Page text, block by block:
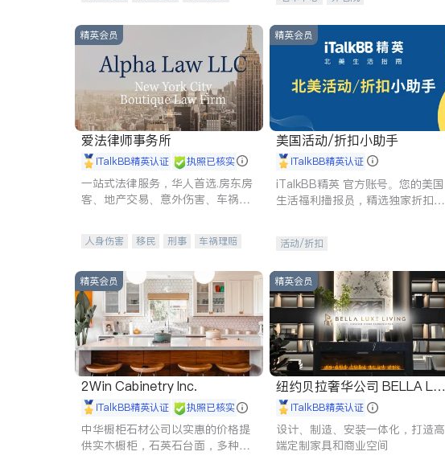
精英会员
爱法律师事务所
iTalkBB精英认证 执照已核实
一站式法律服务，华人首选.房东房
客、地产交易、意外伤害、车祸重
人身伤害 移民 刑事
车祸理赔
商标注册
索赔 律师-其它 保释
精英会员
美国活动/折扣小助手
iTalkBB精英认证
iTalkBB精英 官方账号。您的美国
生活福利播报员，精选独家折扣、
活动/折扣
精英会员
2Win Cabinetry Inc.
iTalkBB精英认证 执照已核实
中华橱柜石材公司以实惠的价格提
供实木橱柜，石英石台面，多种优
精英会员
纽约贝拉奢华公司 BELLA LUX
E iTalkBB精英认证
设计、制造、安装一体化，打造高
端定制家具和商业空间